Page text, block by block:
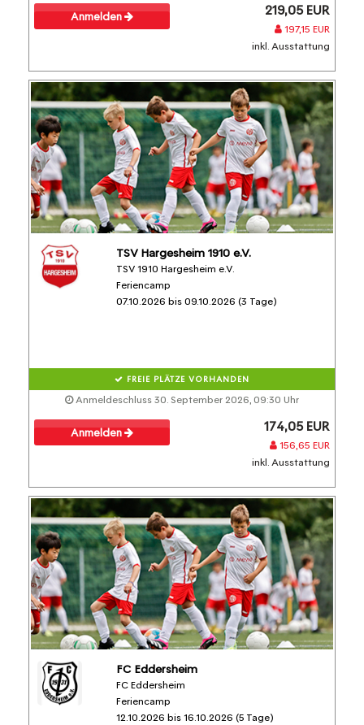
Anmelden 219,05 EUR
197,15 EUR
inkl. Ausstattung
TSV Hargesheim 1910 e.V.
TSV 1910 Hargesheim e.V.
Feriencamp
07.10.2026 bis 09.10.2026 (3 Tage)
FREIE PLÄTZE VORHANDEN
Anmeldeschluss 30. September 2026, 09:30 Uhr
Anmelden 174,05 EUR
156,65 EUR
inkl. Ausstattung
FC Eddersheim
FC Eddersheim
Feriencamp
12.10.2026 bis 16.10.2026 (5 Tage)